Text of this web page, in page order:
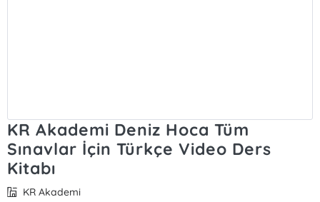
KR Akademi Deniz Hoca Tüm
Sınavlar İçin Türkçe Video Ders
Kitabı
KR Akademi